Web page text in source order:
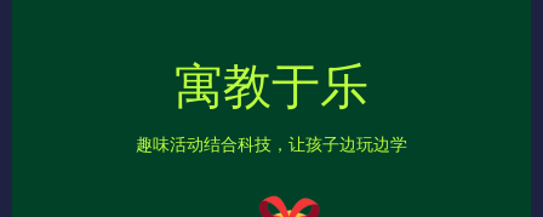
寓教于乐
趣味活动结合科技，让孩子边玩边学